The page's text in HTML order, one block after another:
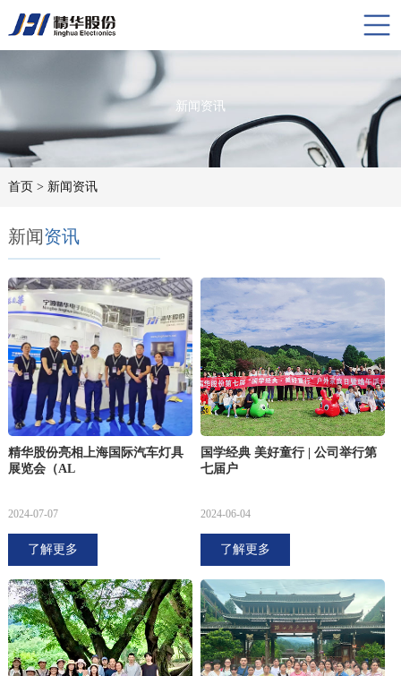
新闻资讯
首页 > 新闻资讯
新闻资讯
精华股份亮相上海国际汽车灯具
展览会（AL
2024-07-07
了解更多
国学经典 美好童行 | 公司举行第
七届户
2024-06-04
了解更多